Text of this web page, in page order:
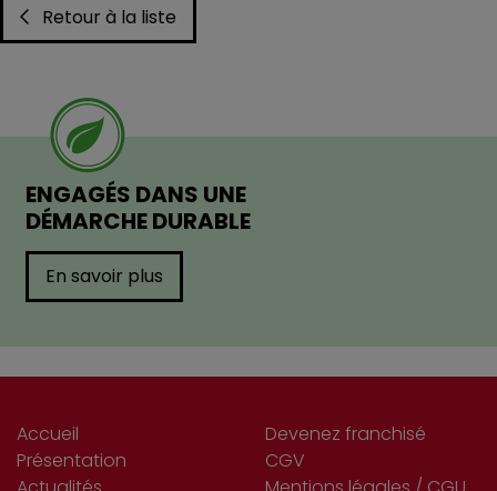
Retour à la liste
ENGAGÉS DANS UNE
DÉMARCHE DURABLE
En savoir plus
Accueil
Présentation
Devenez franchisé
CGV